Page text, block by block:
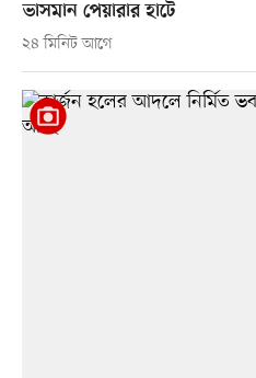
ভাসমান পেয়ারার হাটে
২৪ মিনিট আগে